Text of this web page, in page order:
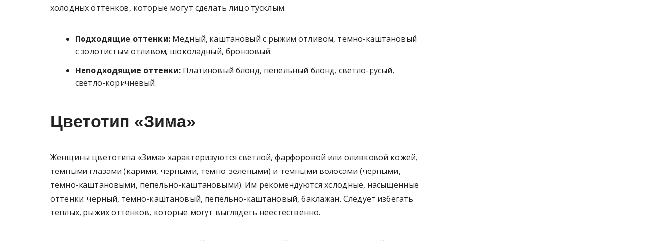
холодных оттенков, которые могут сделать лицо тусклым.
Подходящие оттенки:Медный, каштановый с рыжим отливом, темно-каштановый
с золотистым отливом, шоколадный, бронзовый.
Неподходящие оттенки: Платиновый блонд, пепельный блонд, светло-русый,
светло-коричневый.
Цветотип «Зима»
Женщины цветотипа «Зима» характеризуются светлой, фарфоровой или оливковой кожей,
темными глазами (карими, черными, темно-зелеными) и темными волосами (черными,
темно-каштановыми, пепельно-каштановыми). Им рекомендуются холодные, насыщенные
оттенки: черный, темно-каштановый, пепельно-каштановый, баклажан. Следует избегать
теплых, рыжих оттенков, которые могут выглядеть неестественно.